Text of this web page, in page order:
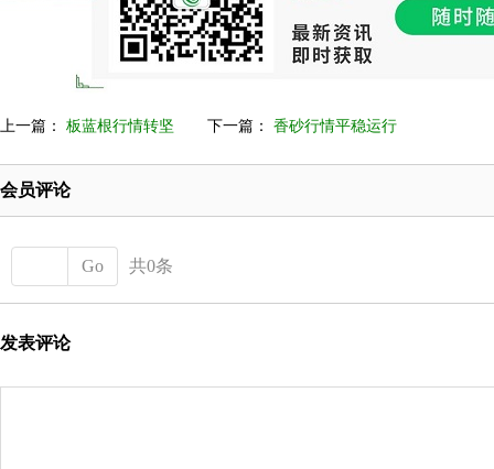
上一篇： 板蓝根行情转坚 下一篇： 香砂行情平稳运行
会员评论
Go 共0条
发表评论